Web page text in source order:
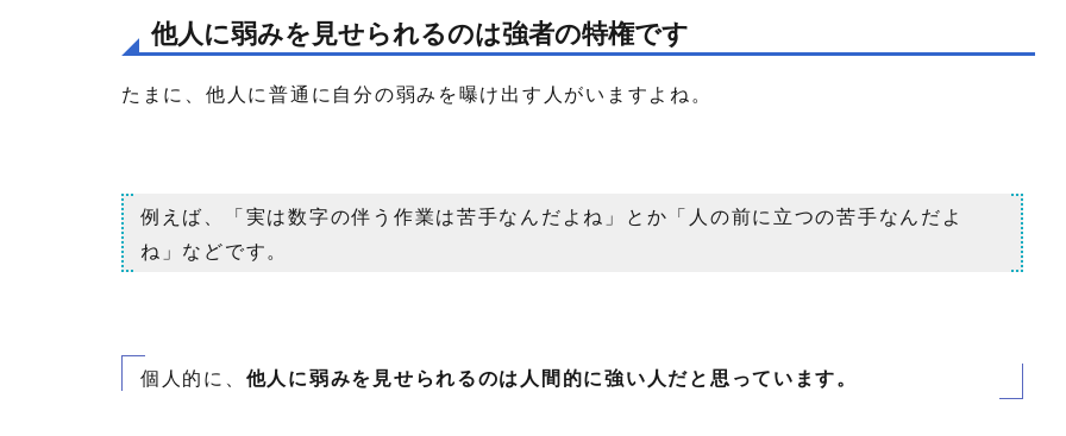
他人に弱みを見せられるのは強者の特権です
たまに、他人に普通に自分の弱みを曝け出す人がいますよね。
例えば、「実は数字の伴う作業は苦手なんだよね」とか「人の前に立つの苦手なんだよ
ね」などです。
個人的に、 他人に弱みを見せられるのは人間的に強い人だと思っています。